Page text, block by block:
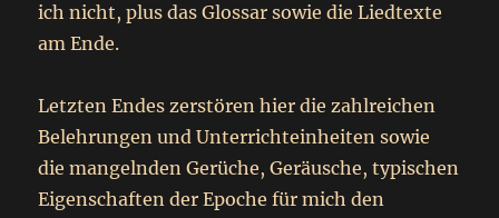
ich nicht, plus das Glossar sowie die Liedtexte
am Ende.
Letzten Endes zerstören hier die zahlreichen
Belehrungen und Unterrichteinheiten sowie
die mangelnden Gerüche, Geräusche, typischen
Eigenschaften der Epoche für mich den